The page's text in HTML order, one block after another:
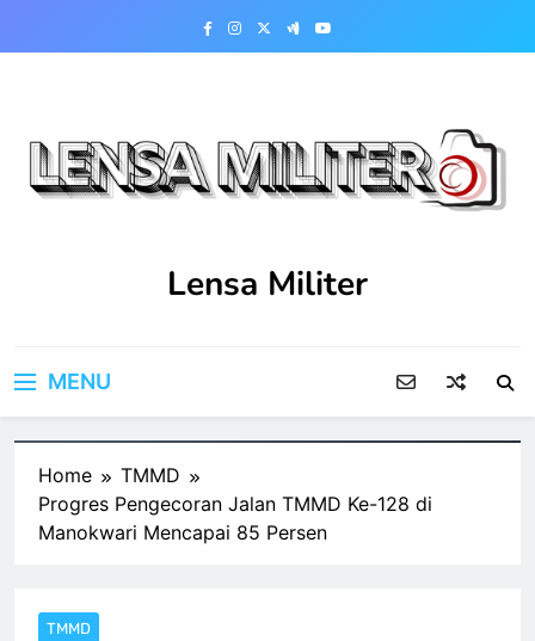
Lensa Militer
MENU
Home
TMMD
Progres Pengecoran Jalan TMMD Ke-128 di
Manokwari Mencapai 85 Persen
TMMD